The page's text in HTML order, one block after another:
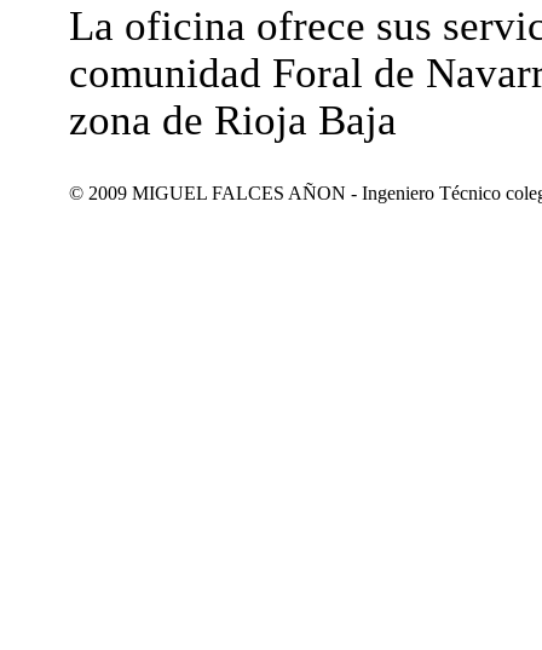
La oficina ofrece sus
comunidad Foral de
zona de Rioja Baja
© 2009 MIGUEL FALCES AÑON - Ingeniero Técnico